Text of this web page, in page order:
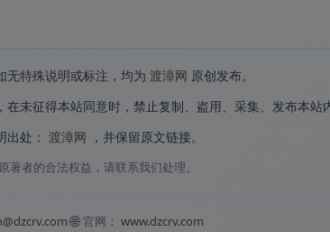
素复杂度
合用在哪些地方？
的视觉信号，能够快速建立产品的艺术品牌调性。
无特殊说明或标注，均为 渡漳网 原创发布。
在未征得本站同意时，禁止复制、盗用、采集、发布本站
出处： 渡漳网 ，并保留原文链接。
著者的合法权益，请联系我们处理。
🌐官网： www.dzcrv.com